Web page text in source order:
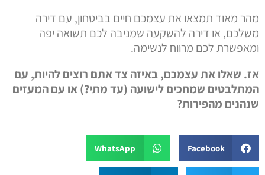
מהר מאוד תמצאו את עצמכם חיים בביטחון, עם דירה
משלכם, או דירה להשקעה שמניבה לכם תשואה יפה
ומאפשרת לכם מרווח לנשימה.
אז. שאלו את עצמכם, באיזה צד אתם רוצים להיות, עם
המתלבטים שמחכים לישועה (עד מתי?) או עם המעזים
שנהנים מהפירות?
Facebook
WhatsApp